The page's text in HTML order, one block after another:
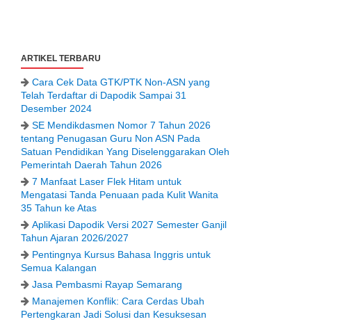
ARTIKEL TERBARU
Cara Cek Data GTK/PTK Non-ASN yang
Telah Terdaftar di Dapodik Sampai 31
Desember 2024
SE Mendikdasmen Nomor 7 Tahun 2026
tentang Penugasan Guru Non ASN Pada
Satuan Pendidikan Yang Diselenggarakan Oleh
Pemerintah Daerah Tahun 2026
7 Manfaat Laser Flek Hitam untuk
Mengatasi Tanda Penuaan pada Kulit Wanita
35 Tahun ke Atas
Aplikasi Dapodik Versi 2027 Semester Ganjil
Tahun Ajaran 2026/2027
Pentingnya Kursus Bahasa Inggris untuk
Semua Kalangan
Jasa Pembasmi Rayap Semarang
Manajemen Konflik: Cara Cerdas Ubah
Pertengkaran Jadi Solusi dan Kesuksesan